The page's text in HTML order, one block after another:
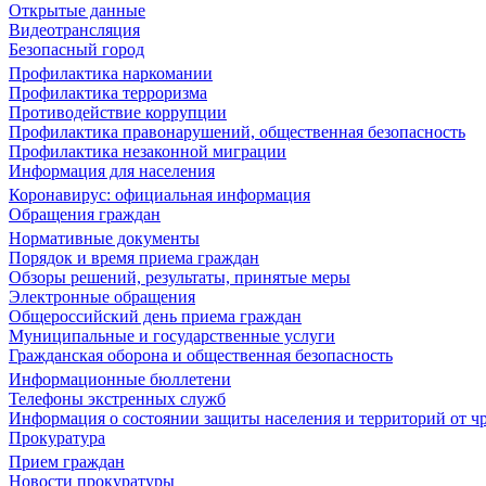
Открытые данные
Видеотрансляция
Безопасный город
Профилактика наркомании
Профилактика терроризма
Противодействие коррупции
Профилактика правонарушений, общественная безопасность
Профилактика незаконной миграции
Информация для населения
Коронавирус: официальная информация
Обращения граждан
Нормативные документы
Порядок и время приема граждан
Обзоры решений, результаты, принятые меры
Электронные обращения
Общероссийский день приема граждан
Муниципальные и государственные услуги
Гражданская оборона и общественная безопасность
Информационные бюллетени
Телефоны экстренных служб
Информация о состоянии защиты населения и территорий от
Прокуратура
Прием граждан
Новости прокуратуры